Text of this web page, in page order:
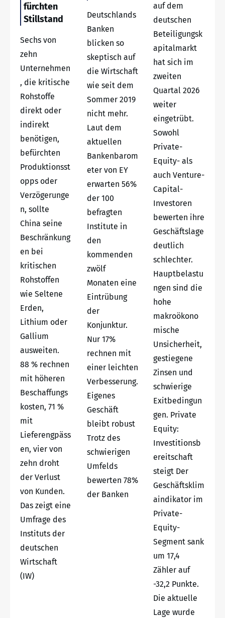
fürchten
Stillstand
Sechs von
zehn
Unternehmen
, die kritische
Rohstoffe
direkt oder
indirekt
benötigen,
befürchten
Produktionsst
opps oder
Verzögerunge
n, sollte
China seine
Beschränkung
en bei
kritischen
Rohstoffen
wie Seltene
Erden,
Lithium oder
Gallium
ausweiten.
88 % rechnen
mit höheren
Beschaffungs
kosten, 71 %
mit
Lieferengpäss
en, vier von
zehn droht
der Verlust
von Kunden.
Das zeigt eine
Umfrage des
Instituts der
deutschen
Wirtschaft
(IW)
Deutschlands
Banken
blicken so
skeptisch auf
die Wirtschaft
wie seit dem
Sommer 2019
nicht mehr.
Laut dem
aktuellen
Bankenbarom
eter von EY
erwarten 56%
der 100
befragten
Institute in
den
kommenden
zwölf
Monaten eine
Eintrübung
der
Konjunktur.
Nur 17%
rechnen mit
einer leichten
Verbesserung.
Eigenes
Geschäft
bleibt robust
Trotz des
schwierigen
Umfelds
bewerten 78%
der Banken
auf dem
deutschen
Beteiligungsk
apitalmarkt
hat sich im
zweiten
Quartal 2026
weiter
eingetrübt.
Sowohl
Private-
Equity- als
auch Venture-
Capital-
Investoren
bewerten ihre
Geschäftslage
deutlich
schlechter.
Hauptbelastu
ngen sind die
hohe
makroökono
mische
Unsicherheit,
gestiegene
Zinsen und
schwierige
Exitbedingun
gen. Private
Equity:
Investitionsb
ereitschaft
steigt Der
Geschäftsklim
aindikator im
Private-
Equity-
Segment sank
um 17,4
Zähler auf
-32,2 Punkte.
Die aktuelle
Lage wurde